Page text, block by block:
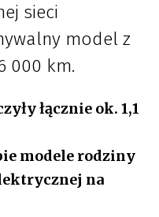
sieci
model z
000 km.
łącznie ok. 1,1
modele rodziny
na